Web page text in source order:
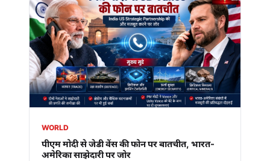
WORLD
पीएम मोदी से जेडी वेंस की फोन पर बातचीत, भारत-
अमेरिका साझेदारी पर जोर